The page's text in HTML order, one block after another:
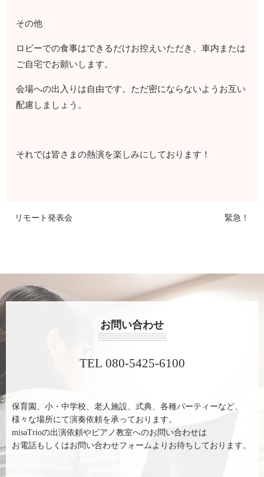
その他
ロビーでの食事はできるだけお控えいただき、車内または
ご自宅でお願いします。
会場への出入りは自由です。ただ密にならないようお互い
配慮しましょう。
それでは皆さまの熱演を楽しみにしております！
リモート発表会 緊急！
お問い合わせ
TEL 080-5425-6100
保育園、小・中学校、老人施設、式典、各種パーティーなど、
様々な場所にて演奏依頼を承っております。
misaTrioの出演依頼やピアノ教室へのお問い合わせは
お電話もしくはお問い合わせフォームよりお待ちしております。